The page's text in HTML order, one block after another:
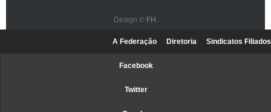
Design © FH .
A Federação Diretoria Sindicatos Filiados
Facebook
Twitter